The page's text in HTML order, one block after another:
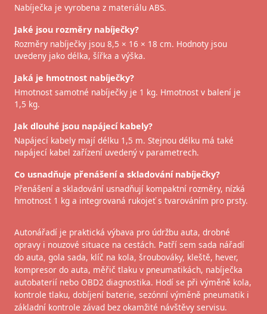
Nabíječka je vyrobena z materiálu ABS.
Jaké jsou rozměry nabíječky?
Rozměry nabíječky jsou 8,5 × 16 × 18 cm. Hodnoty jsou
uvedeny jako délka, šířka a výška.
Jaká je hmotnost nabíječky?
Hmotnost samotné nabíječky je 1 kg. Hmotnost v balení je
1,5 kg.
Jak dlouhé jsou napájecí kabely?
Napájecí kabely mají délku 1,5 m. Stejnou délku má také
napájecí kabel zařízení uvedený v parametrech.
Co usnadňuje přenášení a skladování nabíječky?
Přenášení a skladování usnadňují kompaktní rozměry, nízká
hmotnost 1 kg a integrovaná rukojeť s tvarováním pro prsty.
Autonářadí je praktická výbava pro údržbu auta, drobné
opravy i nouzové situace na cestách. Patří sem sada nářadí
do auta, gola sada, klíč na kola, šroubováky, kleště, hever,
kompresor do auta, měřič tlaku v pneumatikách, nabíječka
autobaterií nebo OBD2 diagnostika. Hodí se při výměně kola,
kontrole tlaku, dobíjení baterie, sezónní výměně pneumatik i
základní kontrole závad bez okamžité návštěvy servisu.